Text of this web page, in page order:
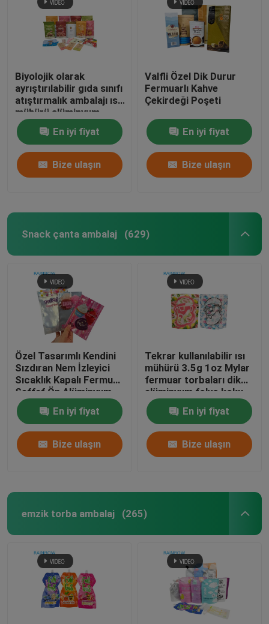
özel kağıt torbalar
Plastik şişeler hap
Biyolojik olarak
ayrıştırılabilir gıda sınıfı
atıştırmalık ambalajı ısı
mühürü alüminyum
folyo fermuar torbası
fındıklar için çay kahve
evcil hayvan yiyecekleri
En iyi fiyat
Bize ulaşın
Valfli Özel Dik Durur
Fermuarlı Kahve
Çekirdeği Poşeti
En iyi fiyat
Bize ulaşın
Snack çanta ambalaj (629)
Özel Tasarımlı Kendini
Sızdıran Nem İzleyici
Sıcaklık Kapalı Fermuar
Şeffaf Ön Alüminyum
Folyo Geri Şeker İçin
Mylar Plastik Torba
En iyi fiyat
Bize ulaşın
Tekrar kullanılabilir ısı
mühürü 3.5g 1oz Mylar
fermuar torbaları dik
alüminyum folyo koku
geçirmez Cali gıda
depolama Mylar
torbaları özel basılı
En iyi fiyat
Bize ulaşın
emzik torba ambalaj (265)